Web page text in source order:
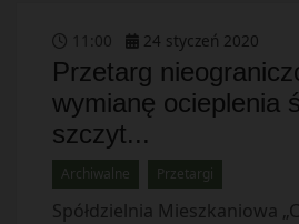
00 24 styczeń 2020
Przetarg
wymianę ocieplenia
szczyt...
Archiwalne Przetargi
Spółdzielnia Mieszkaniowa